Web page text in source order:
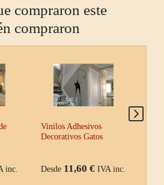
compraron este
compraron
inc.
Vinilos Adhesivos
Decorativos Gatos
Desde 11,60 € IVA inc.